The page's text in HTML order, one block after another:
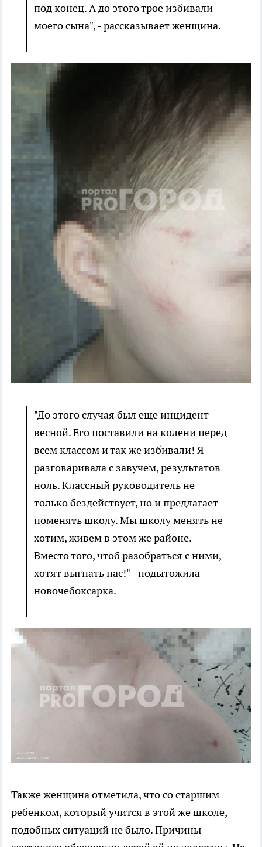
под конец. А до этого трое избивали
моего сына", - рассказывает женщина.
"До этого случая был еще инцидент
весной. Его поставили на колени перед
всем классом и так же избивали! Я
разговаривала с завучем, результатов
ноль. Классный руководитель не
только бездействует, но и предлагает
поменять школу. Мы школу менять не
хотим, живем в этом же районе.
Вместо того, чтоб разобраться с ними,
хотят выгнать нас!" - подытожила
новочебоксарка.
Также женщина отметила, что со старшим
ребенком, который учится в этой же школе,
подобных ситуаций не было. Причины